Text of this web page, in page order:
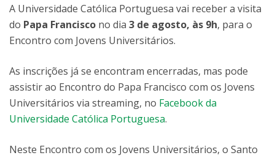
A Universidade Católica Portuguesa vai receber a visita
do Papa Francisco no dia 3 de agosto, às 9h, para o
Encontro com Jovens Universitários.
As inscrições já se encontram encerradas, mas pode
assistir ao Encontro do Papa Francisco com os Jovens
Universitários via streaming, no Facebook da
Universidade Católica Portuguesa.
Neste Encontro com os Jovens Universitários, o Santo